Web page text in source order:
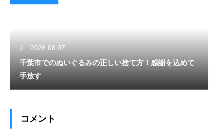
2026.08.07
千葉市でのぬいぐるみの正しい捨て方！感謝を込めて
手放す
コメント